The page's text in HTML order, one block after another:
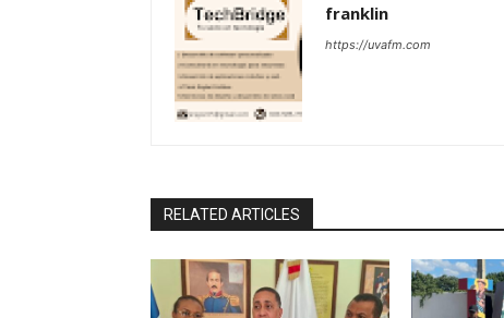
franklin
https://uvafm.com
RELATED ARTICLES